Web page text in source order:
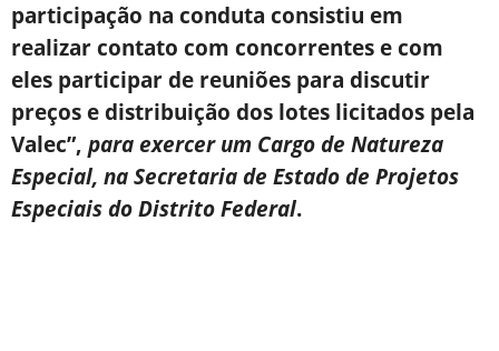
participação na conduta consistiu em
realizar contato com concorrentes e com
eles participar de reuniões para discutir
preços e distribuição dos lotes licitados pela
Valec”, para exercer um Cargo de Natureza
Especial, na Secretaria de Estado de Projetos
Especiais do Distrito Federal.